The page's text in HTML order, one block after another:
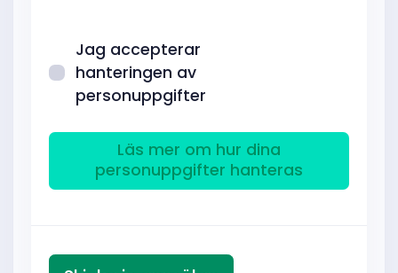
Jag accepterar
hanteringen av
personuppgifter
Läs mer om hur dina
personuppgifter hanteras